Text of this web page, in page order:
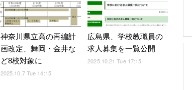
神奈川県立高の再編計
画改定、舞岡・金井な
ど8校対象に
2025.10.7 Tue 14:15
広島県、学校教職員の
求人募集を一覧公開
2025.10.21 Tue 17:15